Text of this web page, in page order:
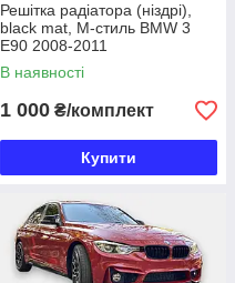
Решітка радіатора (ніздрі),
black mat, М-стиль BMW 3
E90 2008-2011
В наявності
1 000 ₴/комплект
Купити